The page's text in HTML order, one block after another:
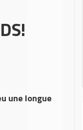
une longue